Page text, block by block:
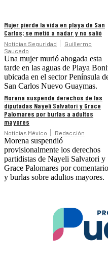
Mujer pierde la vida en playa de San
Carlos; se metió a nadar y no salió
Noticias Seguridad
Guillermo
Saucedo
Una mujer murió ahogada esta
tarde en las aguas de Playa
ubicada en el sector Península
San Carlos Nuevo Guaymas.
Morena suspende derechos de las
diputadas Nayeli Salvatori y Grace
Palomares por burlas a adultos
mayores
Noticias México Redacción
Morena suspendió
provisionalmente los derechos
partidistas de Nayeli Salvatori y
Grace Palomares por
y burlas sobre adultos mayores.